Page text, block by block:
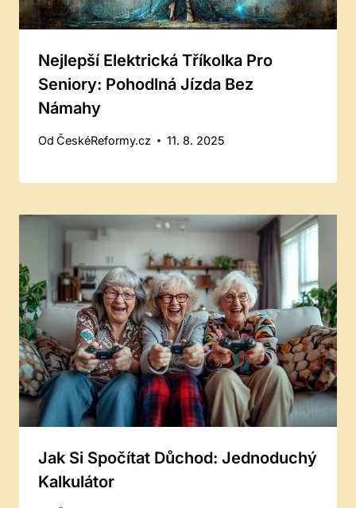
Nejlepší Elektrická Tříkolka Pro
Seniory: Pohodlná Jízda Bez
Námahy
Od ČeskéReformy.cz 11. 8. 2025
Jak Si Spočítat Důchod: Jednoduchý
Kalkulátor